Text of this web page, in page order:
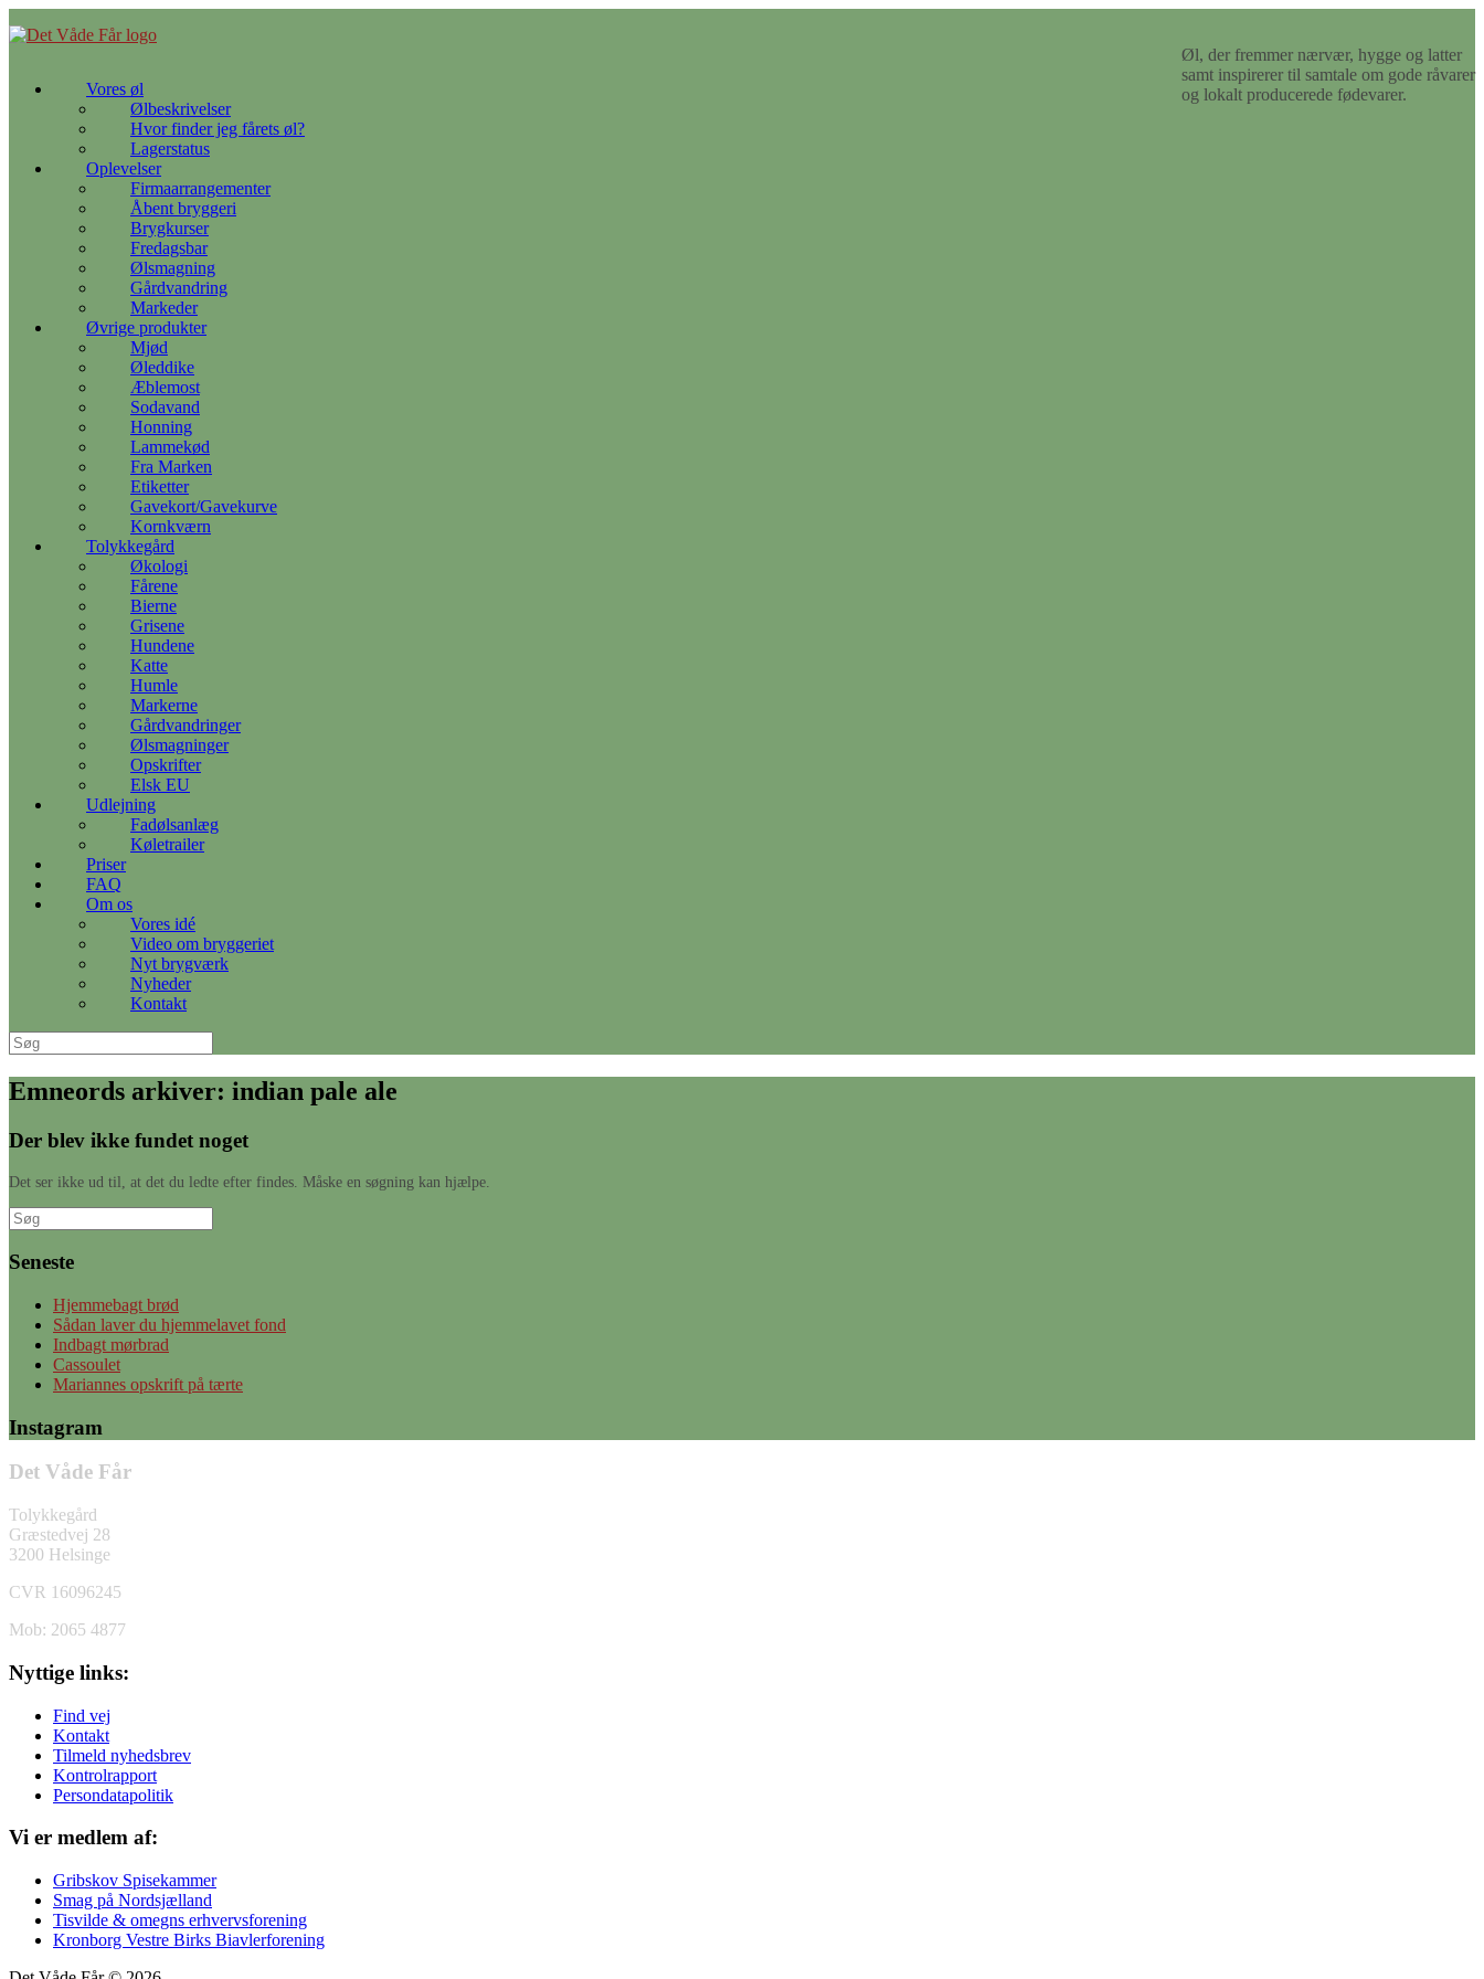
til
Øl, der fremmer nærvær, hygge og latter
samt inspirerer til samtale om gode råvarer
og lokalt producerede fødevarer.
Vores øl
Ølbeskrivelser
Hvor finder jeg fårets øl?
Lagerstatus
Oplevelser
Firmaarrangementer
Åbent bryggeri
Brygkurser
Fredagsbar
Ølsmagning
Gårdvandring
Markeder
Øvrige produkter
Mjød
Øleddike
Æblemost
Sodavand
Honning
Lammekød
Fra Marken
Etiketter
Gavekort/Gavekurve
Kornkværn
Tolykkegård
Økologi
Fårene
Bierne
Grisene
Hundene
Katte
Humle
Markerne
Gårdvandringer
Ølsmagninger
Opskrifter
Elsk EU
Udlejning
Fadølsanlæg
Køletrailer
Priser
FAQ
Om os
Vores idé
Video om bryggeriet
Nyt brygværk
Nyheder
Kontakt
Søg
efter:
Emneords arkiver: indian pale ale
Der blev ikke fundet noget
Det ser ikke ud til, at det du ledte efter findes. Måske en søgning kan hjælpe.
Søg
efter:
Seneste
Hjemmebagt brød
Sådan laver du hjemmelavet fond
Indbagt mørbrad
Cassoulet
Mariannes opskrift på tærte
Instagram
Det Våde Får
Tolykkegård
Græstedvej 28
3200 Helsinge
CVR 16096245
Mob: 2065 4877
Nyttige links:
Find vej
Kontakt
Tilmeld nyhedsbrev
Kontrolrapport
Persondatapolitik
Vi er medlem af:
Gribskov Spisekammer
Smag på Nordsjælland
Tisvilde & omegns erhvervsforening
Kronborg Vestre Birks Biavlerforening